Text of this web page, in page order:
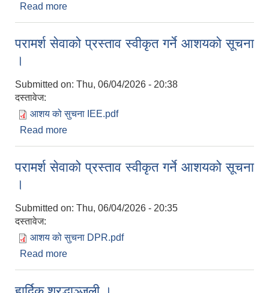
Read more
परामर्श सेवाको प्रस्ताव स्वीकृत गर्ने आशयको सूचना
।
Submitted on: Thu, 06/04/2026 - 20:38
दस्तावेज:
आशय को सुचना IEE.pdf
Read more
परामर्श सेवाको प्रस्ताव स्वीकृत गर्ने आशयको सूचना
।
Submitted on: Thu, 06/04/2026 - 20:35
दस्तावेज:
आशय को सुचना DPR.pdf
Read more